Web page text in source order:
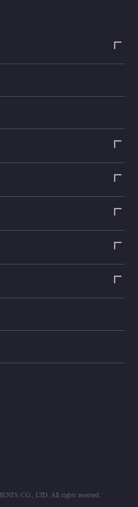
操作力計
ぶ・調べる
CO., LTD. All rights reserved.